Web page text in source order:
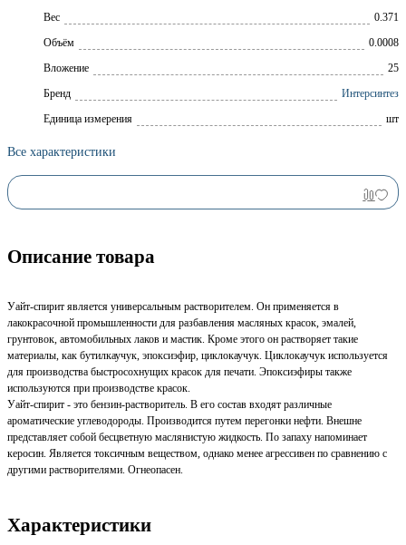
Вес
0.371
Объём
0.0008
Вложение
25
Брeнд
Интерсинтез
Единица измерения
шт
Все характеристики
Описание товара
Уайт-спирит является универсальным растворителем. Он применяется в
лакокрасочной промышленности для разбавления масляных красок, эмалей,
грунтовок, автомобильных лаков и мастик. Кроме этого он растворяет такие
материалы, как бутилкаучук, эпоксиэфир, циклокаучук. Циклокаучук используется
для производства быстросохнущих красок для печати. Эпоксиэфиры также
используются при производстве красок.
Уайт-спирит - это бензин-растворитель. В его состав входят различные
ароматические углеводороды. Производится путем перегонки нефти. Внешне
представляет собой бесцветную маслянистую жидкость. По запаху напоминает
керосин. Является токсичным веществом, однако менее агрессивен по сравнению с
другими растворителями. Огнеопасен.
Характеристики